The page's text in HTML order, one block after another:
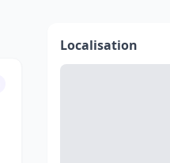
Localisation